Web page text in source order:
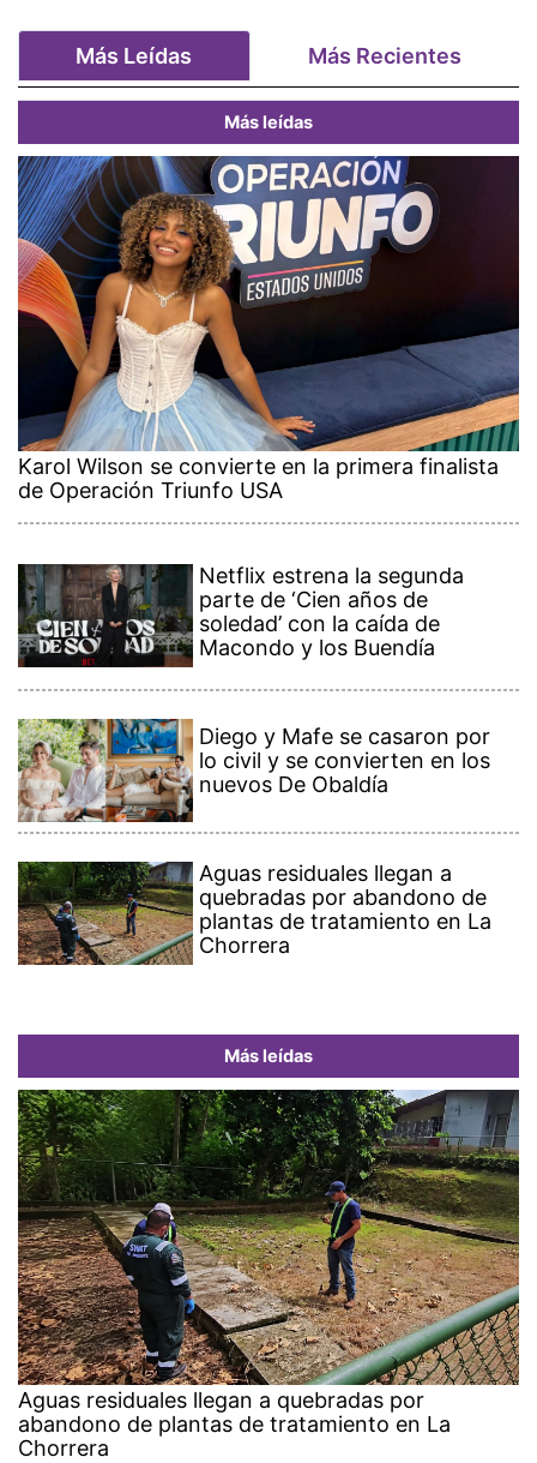
Más Leídas Más Recientes
Más leídas
Karol Wilson se convierte en la primera finalista
de Operación Triunfo USA
Netflix estrena la segunda
parte de ‘Cien años de
soledad’ con la caída de
Macondo y los Buendía
Diego y Mafe se casaron por
lo civil y se convierten en los
nuevos De Obaldía
Aguas residuales llegan a
quebradas por abandono de
plantas de tratamiento en La
Chorrera
Más leídas
Aguas residuales llegan a quebradas por
abandono de plantas de tratamiento en La
Chorrera